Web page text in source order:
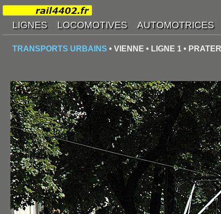
TRANSPORTS URBAINS • VIENNE • LIGNE 1 •